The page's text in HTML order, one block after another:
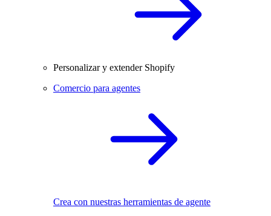
Personalizar y extender Shopify
Comercio para agentes
Crea con nuestras herramientas de agente